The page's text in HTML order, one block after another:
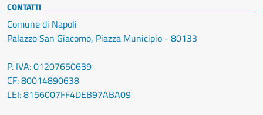
CONTATTI
Comune di Napoli
Palazzo San Giacomo, Piazza Municipio - 80133
P. IVA: 01207650639
CF: 80014890638
LEI: 8156007FF4DEB97ABA09